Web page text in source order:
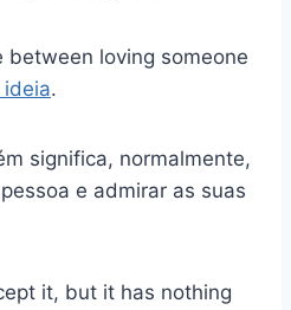
between loving someone
.
significa, normalmente,
e admirar as suas
it, but it has nothing